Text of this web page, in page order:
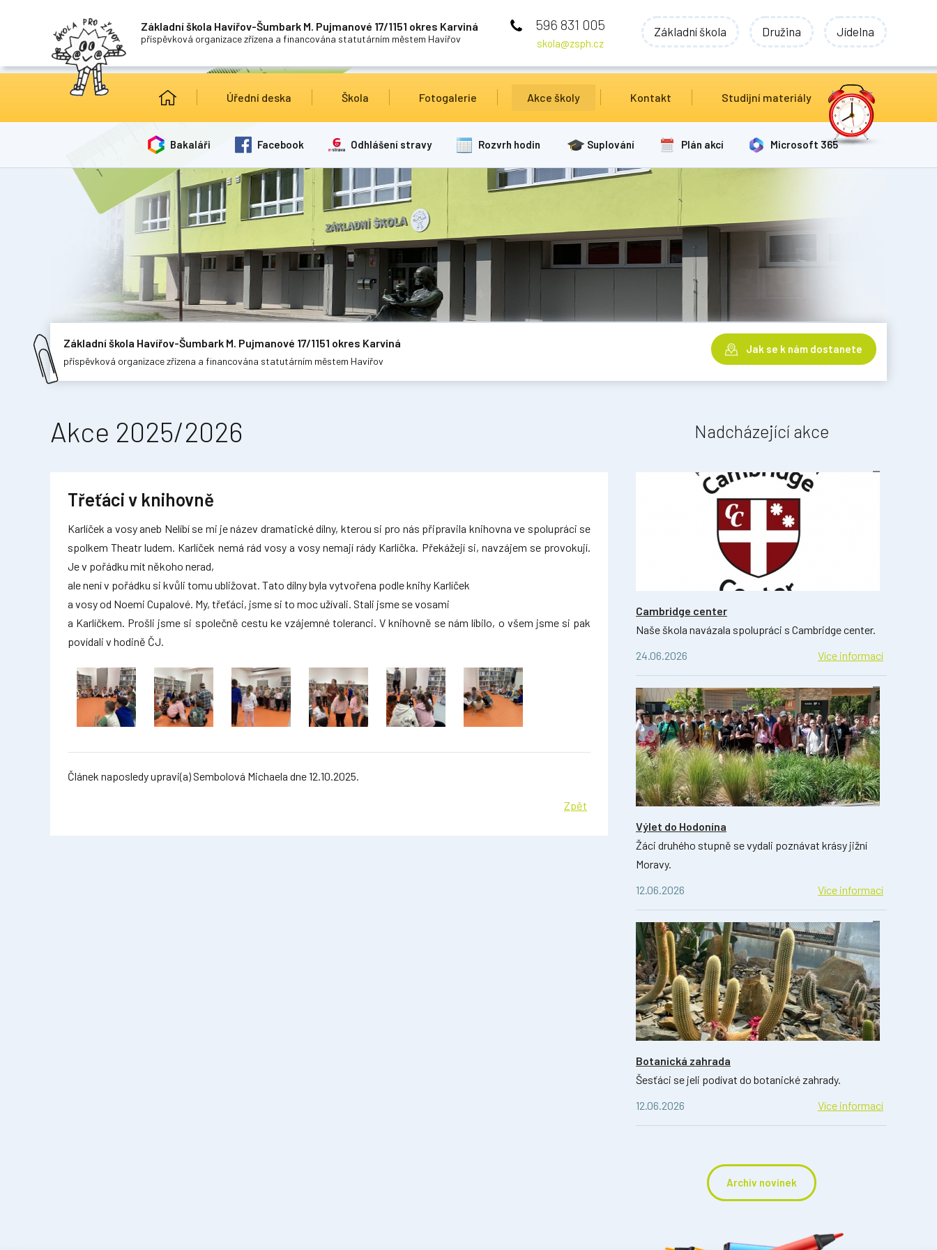
Základní škola Havířov-Šumbark M. Pujmanové 17/1151 okres Karviná
příspěvková organizace zřízena a financována statutárním městem Havířov
596 831 005
skola@zsph.cz
Základní škola Družina Jídelna
Úřední deska Škola Fotogalerie Akce školy Kontakt Studijní materiály
Bakaláři Facebook Odhlášení stravy Rozvrh hodin Suplování Plán akcí Microsoft 365
Základní škola Havířov-Šumbark M. Pujmanové 17/1151 okres Karviná
příspěvková organizace zřízena a financována statutárním městem Havířov
Jak se k nám dostanete
Akce 2025/2026
Třeťáci v knihovně
Karlíček a vosy aneb Nelíbí se mi je název dramatické dílny, kterou si pro nás připravila knihovna ve spolupráci se
spolkem Theatr ludem. Karlíček nemá rád vosy a vosy nemají rády Karlíčka. Překážejí si, navzájem se provokují.
Je v pořádku mít někoho nerad,
ale není v pořádku si kvůli tomu ubližovat. Tato dílny byla vytvořena podle knihy Karlíček
a vosy od Noemi Cupalové. My, třeťáci, jsme si to moc užívali. Stali jsme se vosami
a Karlíčkem. Prošli jsme si společně cestu ke vzájemné toleranci. V knihovně se nám líbilo, o všem jsme si pak
povídali v hodině ČJ.
Článek naposledy upravi(a) Sembolová Michaela dne 12.10.2025.
Zpět
Nadcházející akce
Cambridge center
Naše škola navázala spolupráci s Cambridge center.
24.06.2026
Více informací
Výlet do Hodonína
Žáci druhého stupně se vydali poznávat krásy jižní
Moravy.
12.06.2026
Více informací
Botanická zahrada
Šesťáci se jeli podívat do botanické zahrady.
12.06.2026
Více informací
Archiv novinek